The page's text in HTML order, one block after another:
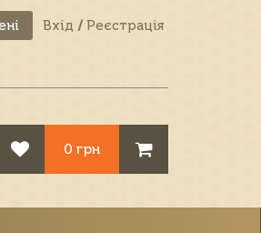
Вхід / Реєстрація
0 грн